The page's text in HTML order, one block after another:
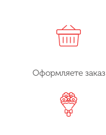
Оформляете заказ